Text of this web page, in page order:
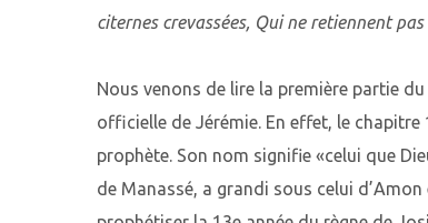
citernes crevassées, Qui ne retiennent pas
Nous venons de lire la première partie
officielle de Jérémie. En effet, le
prophète. Son nom signifie «celui que
de Manassé, a grandi sous celui